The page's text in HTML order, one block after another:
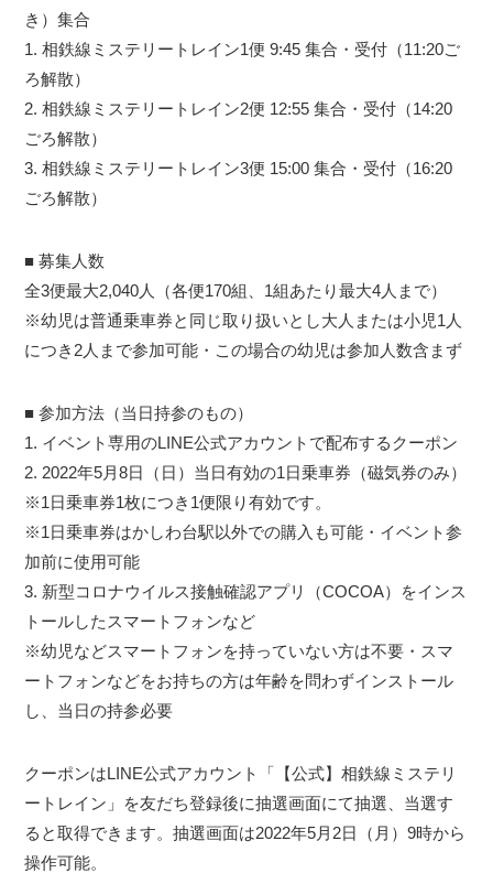
き）集合
1. 相鉄線ミステリートレイン1便 9:45 集合・受付（11:20ご
ろ解散）
2. 相鉄線ミステリートレイン2便 12:55 集合・受付（14:20
ごろ解散）
3. 相鉄線ミステリートレイン3便 15:00 集合・受付（16:20
ごろ解散）
■ 募集人数
全3便最大2,040人（各便170組、1組あたり最大4人まで）
※幼児は普通乗車券と同じ取り扱いとし大人または小児1人
につき2人まで参加可能・この場合の幼児は参加人数含まず
■ 参加方法（当日持参のもの）
1. イベント専用のLINE公式アカウントで配布するクーポン
2. 2022年5月8日（日）当日有効の1日乗車券（磁気券のみ）
※1日乗車券1枚につき1便限り有効です。
※1日乗車券はかしわ台駅以外での購入も可能・イベント参
加前に使用可能
3. 新型コロナウイルス接触確認アプリ（COCOA）をインス
トールしたスマートフォンなど
※幼児などスマートフォンを持っていない方は不要・スマ
ートフォンなどをお持ちの方は年齢を問わずインストール
し、当日の持参必要
クーポンはLINE公式アカウント「【公式】相鉄線ミステリ
ートレイン」を友だち登録後に抽選画面にて抽選、当選す
ると取得できます。抽選画面は2022年5月2日（月）9時から
操作可能。